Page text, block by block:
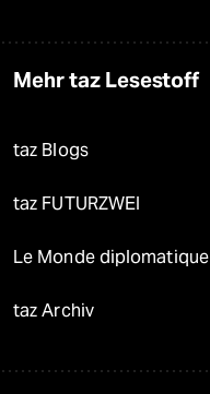
Mehr taz Lesestoff
taz Blogs
taz FUTURZWEI
Le Monde diplomatique
taz Archiv